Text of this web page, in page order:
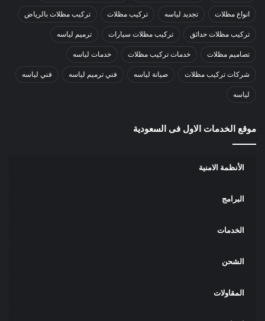
انواع مظلات تجديد لياسه تركيب مظلات تركيب مظلات بالرياض
تركيب مظلات حدائق تركيب مظلات سيارات ترميم لياسه
تصاميم مظلات خدمات تركيب مظلات خدمات لياسه
شركات تركيب مظلات صيانة لياسه فني ترميم لياسه فني لياسه
لياسه
موقع الخدمات الاول فى السعودية
الأنظمة الامنية
البرامج
الخدمات
الشحن
المقاولات